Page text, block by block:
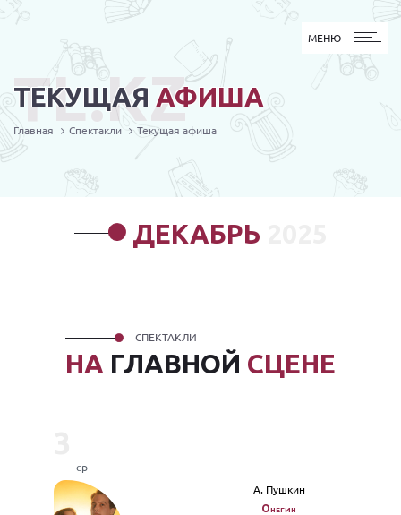
МЕНЮ
МЕНЮ
ТЕКУЩАЯ АФИША
TL.KZ
Главная Спектакли Текущая афиша
ДЕКАБРЬ
НА ГЛАВНОЙ СЦЕНЕ
СПЕКТАКЛИ
ср
А. Пушкин
Онегин